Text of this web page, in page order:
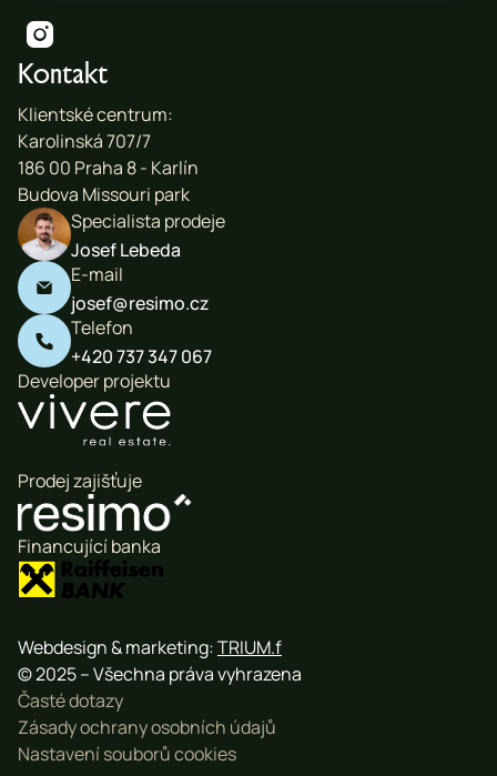

Kontakt
Developer projektu
Prodej zajišťuje
Financující banka
Specialista prodeje
Josef Lebeda

E-mail
josef@resimo.cz

Telefon
+420 737 347 067
Klientské centrum:
Karolinská 707/7
186 00 Praha 8 - Karlín
Budova Missouri park
Webdesign & marketing:TRIUM.f
© 2025 – Všechna práva vyhrazena
Časté dotazy
Zásady ochrany osobních údajů
Nastavení souborů cookies